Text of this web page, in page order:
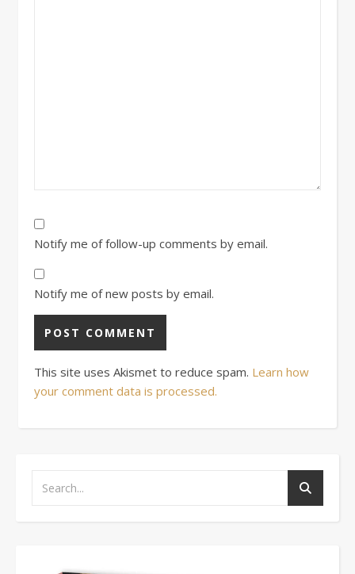
Notify me of follow-up comments by email.
Notify me of new posts by email.
This site uses Akismet to reduce spam. Learn how
your comment data is processed.